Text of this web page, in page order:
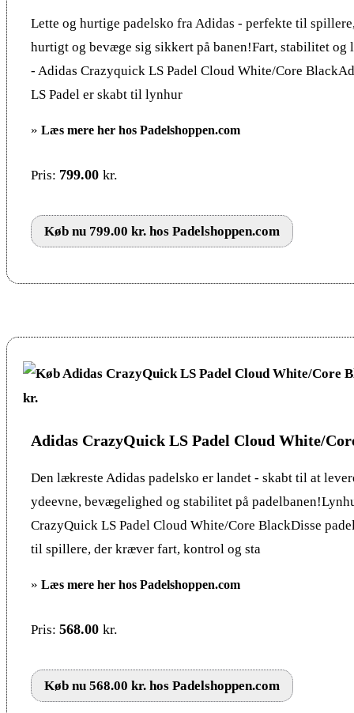
Lette og hurtige padelsko fra Adidas - perfekte til
hurtigt og bevæge sig sikkert på banen!Fart, stabilitet og
- Adidas Crazyquick LS Padel Cloud White/Core
LS Padel er skabt til lynhur
» Læs mere her hos Padelshoppen.com
Pris: 799.00 kr.
Køb nu 799.00 kr. hos Padelshoppen.com
Adidas CrazyQuick LS Padel Cloud White/
Den lækreste Adidas padelsko er landet - skabt til at
ydeevne, bevægelighed og stabilitet på
CrazyQuick LS Padel Cloud White/Core BlackDisse
til spillere, der kræver fart, kontrol og sta
» Læs mere her hos Padelshoppen.com
Pris: 568.00 kr.
Køb nu 568.00 kr. hos Padelshoppen.com